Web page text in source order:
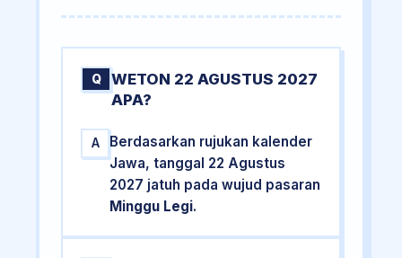
Q
WETON 22 AGUSTUS 2027
APA?
A
Berdasarkan rujukan kalender
Jawa, tanggal 22 Agustus
2027 jatuh pada wujud pasaran
Minggu Legi.